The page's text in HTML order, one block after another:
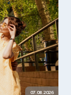
07.08.2026